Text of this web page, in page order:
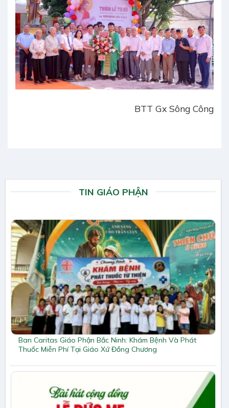
BTT Gx Sông Công
TIN GIÁO PHẬN
Ban Caritas Giáo Phận Bắc Ninh: Khám Bệnh Và Phát
Thuốc Miễn Phí Tại Giáo Xứ Đồng Chương